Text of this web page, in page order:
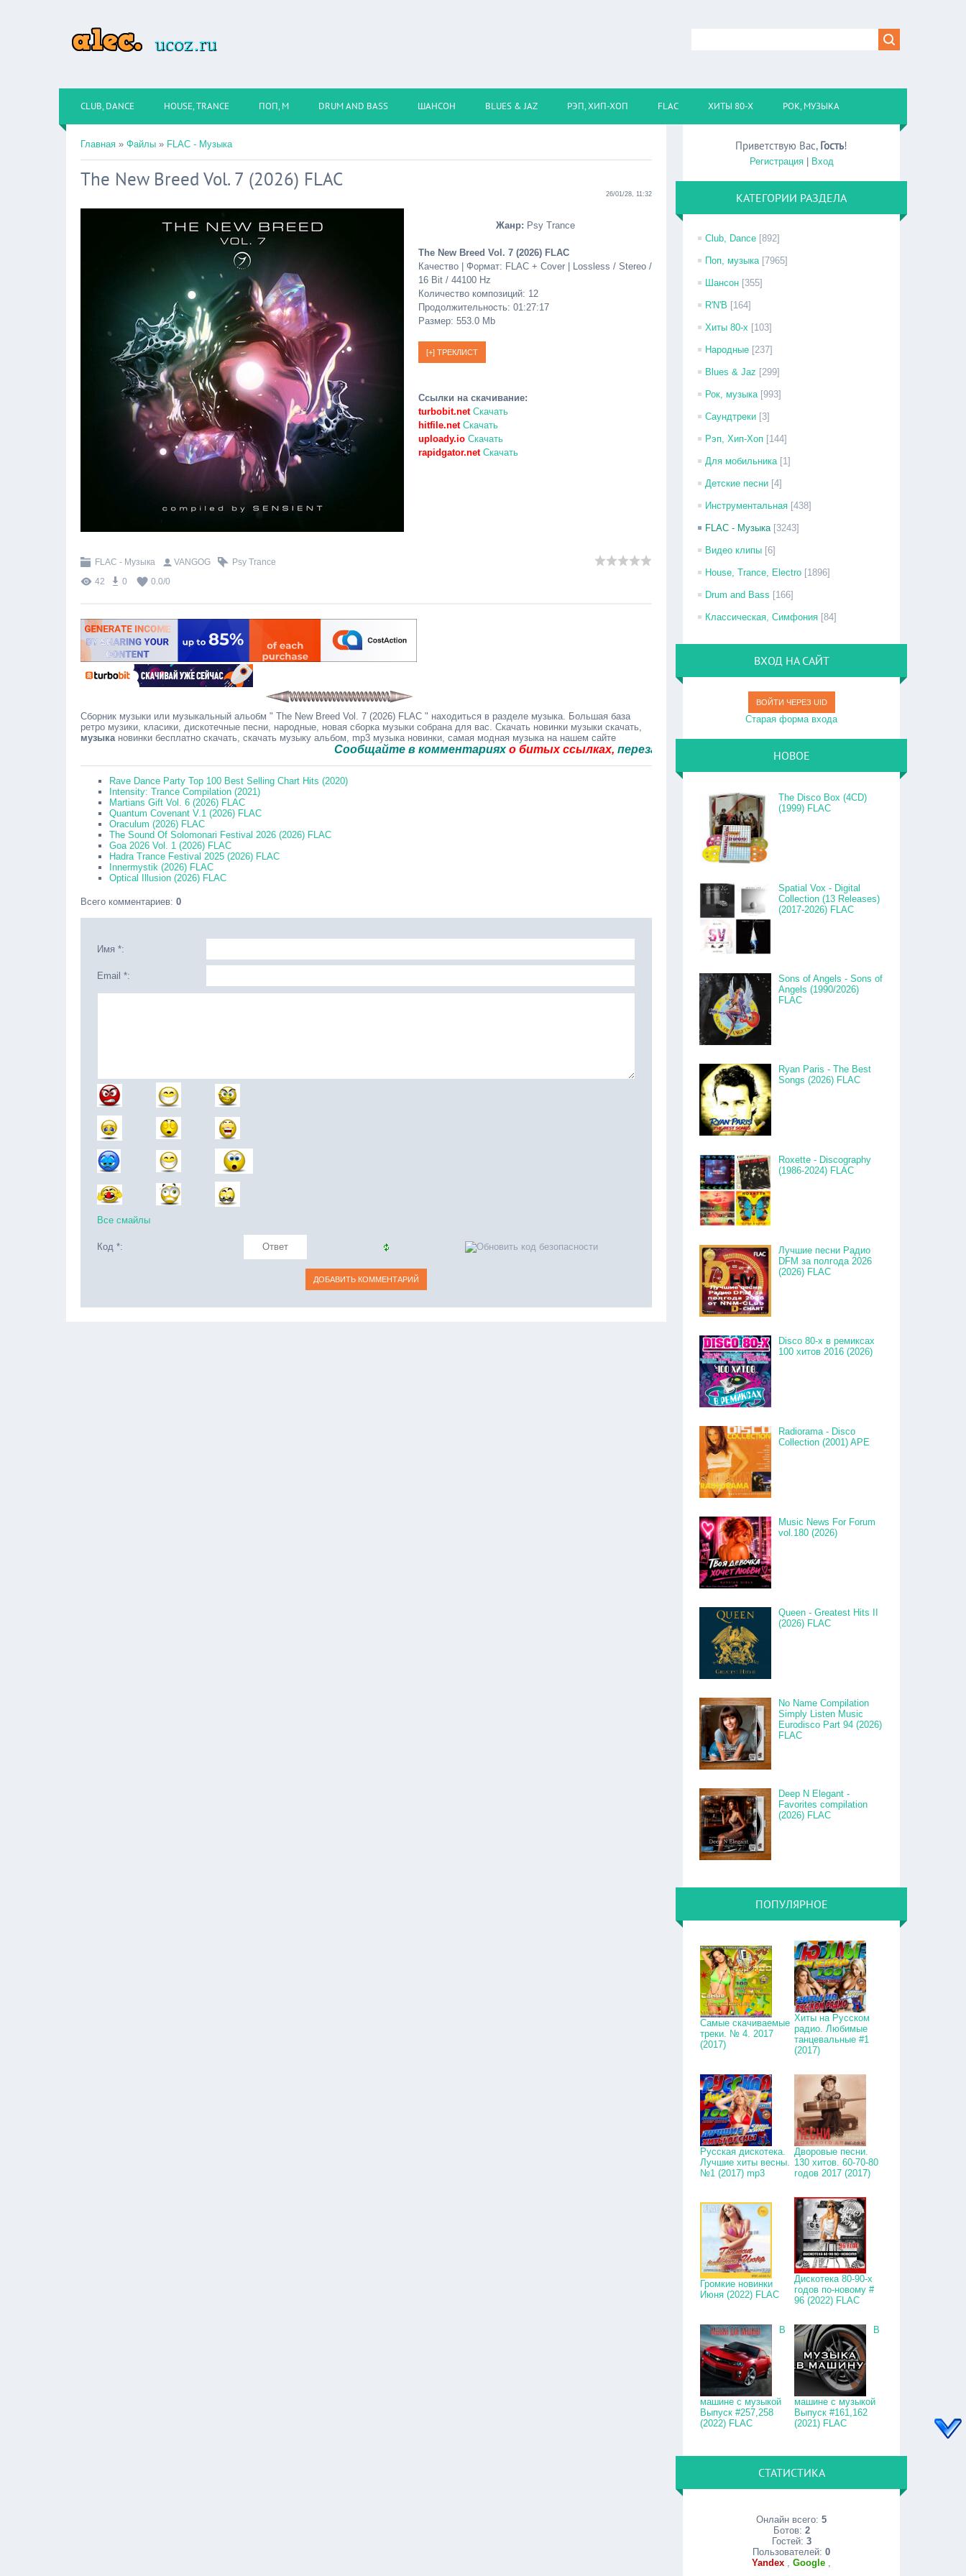
CLUB, DANCE HOUSE, TRANCE ПОП, М DRUM AND BASS ШАНСОН BLUES & JAZ РЭП, ХИП-ХОП FLAC ХИТЫ 80-Х РОК, МУЗЫКА
Главная » Файлы » FLAC - Музыка
The New Breed Vol. 7 (2026) FLAC
26/01/28, 11:32
Жанр: Psy Trance
The New Breed Vol. 7 (2026) FLAC
Качество | Формат: FLAC + Cover | Lossless / Stereo /
16 Bit / 44100 Hz
Количество композиций: 12
Продолжительность: 01:27:17
Размер: 553.0 Mb
Ссылки на скачивание:
turbobit.netСкачать
hitfile.netСкачать
uploady.io Скачать
rapidgator.netСкачать
FLAC - Музыка VANGOG
Psy Trance
42
0 0.0/0
Сборник музыки или музыкальный альобм " The New Breed Vol. 7 (2026) FLAC " находиться в разделе музыка. Большая база
ретро музики, класики, дискотечные песни, народные, новая сборка музыки собрана для вас. Скачать новинки музыки скачать,
музыкановинки бесплатно скачать, скачать музыку альбом, mp3 музыка новинки, самая модная музыка на нашем сайте
Сообщайте в комментарияхо битых ссылках,перезальём быстро.
Rave Dance Party Top 100 Best Selling Chart Hits (2020)
Intensity: Trance Compilation (2021)
Martians Gift Vol. 6 (2026) FLAC
Quantum Covenant V.1 (2026) FLAC
Oraculum (2026) FLAC
The Sound Of Solomonari Festival 2026 (2026) FLAC
Goa 2026 Vol. 1 (2026) FLAC
Hadra Trance Festival 2025 (2026) FLAC
Innermystik (2026) FLAC
Optical Illusion (2026) FLAC
Всего комментариев: 0
Имя *:
Email *:
Все смайлы
Код *:
Приветствую Вас, Гость!
Регистрация| Вход
КАТЕГОРИИ РАЗДЕЛА
Club, Dance [892]
Поп, музыка [7965]
Шансон [355]
R'N'B [164]
Хиты 80-х [103]
Народные [237]
Blues & Jaz [299]
Рок, музыка [993]
Саундтреки [3]
Рэп, Хип-Хоп [144]
Для мобильника [1]
Детские песни [4]
Инструментальная [438]
FLAC - Музыка [3243]
Видео клипы [6]
House, Trance, Electro [1896]
Drum and Bass [166]
Классическая, Симфония [84]
ВХОД НА САЙТ
ВОЙТИ ЧЕРЕЗ UID
Старая форма входа
НОВОЕ
The Disco Box (4CD)
(1999) FLAC
Spatial Vox - Digital
Collection (13 Releases)
(2017-2026) FLAC
Sons of Angels - Sons of
Angels (1990/2026)
FLAC
Ryan Paris - The Best
Songs (2026) FLAC
Roxette - Discography
(1986-2024) FLAC
Лучшие песни Радио
DFM за полгода 2026
(2026) FLAC
Disco 80-x в ремиксах
100 хитов 2016 (2026)
Radiorama - Disco
Collection (2001) APE
Music News For Forum
vol.180 (2026)
Queen - Greatest Hits II
(2026) FLAC
No Name Compilation
Simply Listen Music
Eurodisco Part 94 (2026)
FLAC
Deep N Elegant -
Favorites compilation
(2026) FLAC
ПОПУЛЯРНОЕ
Самые скачиваемые
треки. № 4. 2017
(2017)
Хиты на Русском
радио. Любимые
танцевальные #1
(2017)
Русская дискотека.
Лучшие хиты весны.
№1 (2017) mp3
Дворовые песни.
130 хитов. 60-70-80
годов 2017 (2017)
Громкие новинки
Июня (2022) FLAC
Дискотека 80-90-х
годов по-новому #
96 (2022) FLAC
В
машине с музыкой
Выпуск #257,258
(2022) FLAC
В
машине с музыкой
Выпуск #161,162
(2021) FLAC
СТАТИСТИКА
Онлайн всего:5
Ботов: 2
Гостей: 3
Пользователей:0
Yandex ,Google ,